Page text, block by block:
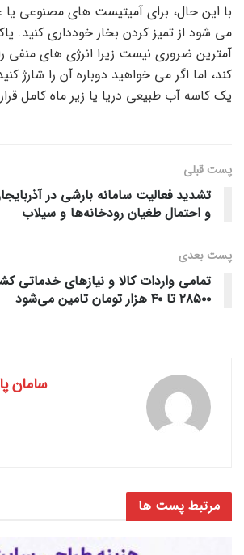
با این حال، برای آمیتیست های مصنوعی یا
می شود از تمیز کردن بخار خودداری کنید.
آمترین ضروری نیست زیرا انرژی های منفی
کند، اما اگر می خواهید دوباره آن را شارژ
یک کاسه آب طبیعی دریا یا زیر ماه کامل
پست قبلی
تشدید فعالیت سامانه بارشی در
و احتمال طغیان رودخانه‌ها و سیلاب
پست‌ بعدی
تمامی واردات کالا و نیازهای خدماتی
۲۸۵۰۰ تا ۴۰ هزار تومان تامین می‌شود
سامان
مرتبط پست ها